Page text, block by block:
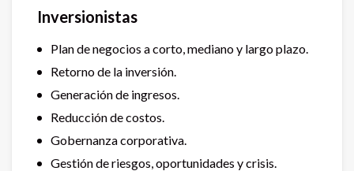
Inversionistas
Plan de negocios a corto, mediano y largo plazo.
Retorno de la inversión.
Generación de ingresos.
Reducción de costos.
Gobernanza corporativa.
Gestión de riesgos, oportunidades y crisis.